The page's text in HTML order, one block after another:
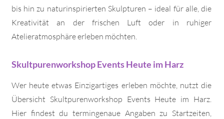
bis hin zu naturinspirierten Skulpturen – ideal für alle, die
Kreativität an der frischen Luft oder in ruhiger
Atelieratmosphäre erleben möchten.
Skultpurenworkshop Events Heute im Harz
Wer heute etwas Einzigartiges erleben möchte, nutzt die
Übersicht Skultpurenworkshop Events Heute im Harz.
Hier findest du termingenaue Angaben zu Startzeiten,